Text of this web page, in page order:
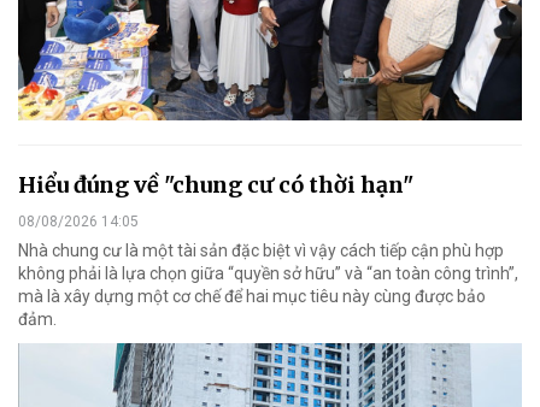
Hiểu đúng về "chung cư có thời hạn"
08/08/2026 14:05
Nhà chung cư là một tài sản đặc biệt vì vậy cách tiếp cận phù hợp
không phải là lựa chọn giữa “quyền sở hữu” và “an toàn công trình”,
mà là xây dựng một cơ chế để hai mục tiêu này cùng được bảo
đảm.